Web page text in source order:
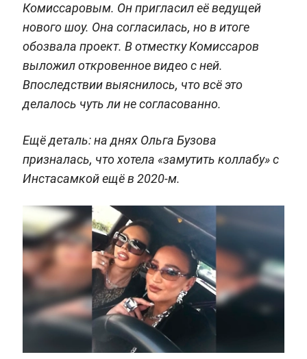
Комиссаровым. Он пригласил её ведущей
нового шоу. Она согласилась, но в итоге
обозвала проект. В отместку Комиссаров
выложил откровенное видео с ней.
Впоследствии выяснилось, что всё это
делалось чуть ли не согласованно.
Ещё деталь: на днях Ольга Бузова
призналась, что хотела «замутить коллабу» с
Инстасамкой ещё в 2020-м.